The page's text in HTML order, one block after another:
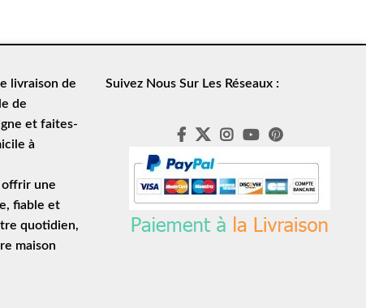
livraison de
de
et faites-
à
offrir une
, fiable et
quotidien,
maison
Suivez Nous Sur Les Réseaux :